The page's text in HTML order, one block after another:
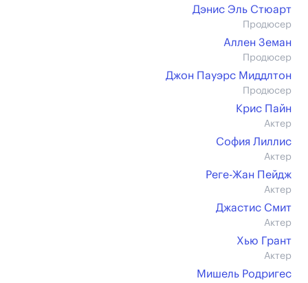
Дэнис Эль Стюарт
Продюсер
Аллен Земан
Продюсер
Джон Пауэрс Миддлтон
Продюсер
Крис Пайн
Актер
София Лиллис
Актер
Реге-Жан Пейдж
Актер
Джастис Смит
Актер
Хью Грант
Актер
Мишель Родригес